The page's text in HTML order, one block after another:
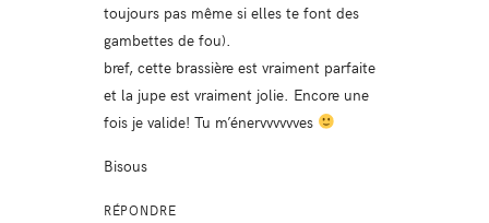
toujours pas même si elles te font des
gambettes de fou).
bref, cette brassière est vraiment parfaite
et la jupe est vraiment jolie. Encore une
fois je valide! Tu m’énervvvvvves
Bisous
RÉPONDRE